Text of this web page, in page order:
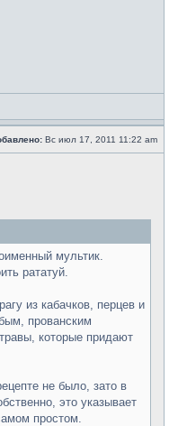
Вс июл 17, 2011 11:22 am
мультик.
рататуй.
из кабачков, перцев и
прованским
которые придают
не было, зато в
это указывает
простом.